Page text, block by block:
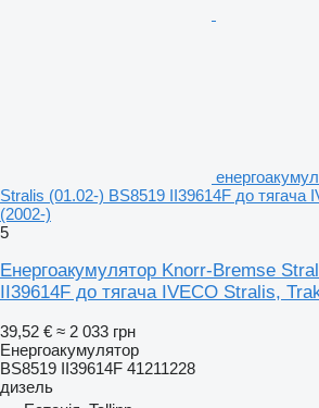
Stralis (01.02-) BS8519 II39614F до тягача
(2002-)
5
Енергоакумулятор Knorr-Bremse
II39614F до тягача IVECO Stralis,
39,52 € ≈ 2 033 грн
Енергоакумулятор
BS8519 II39614F 41211228
дизель